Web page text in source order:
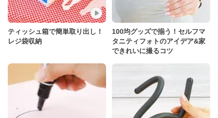
ティッシュ箱で簡単取り出し！
レジ袋収納
100均グッズで揃う！セルフマ
タニティフォトのアイデア&家
できれいに撮るコツ